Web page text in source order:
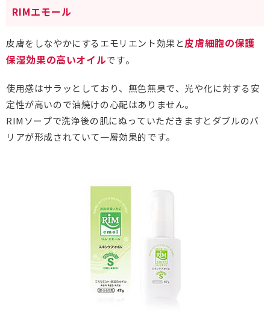
RIMエモール
皮膚をしなやかにするエモリエント効果と皮膚細胞の保護
保湿効果の高いオイルです。
使用感はサラッとしており、無色無臭で、光や化に対する安
定性が高いので油焼けの心配はありません。
RIMソープで洗浄後の肌にぬっていただきますとダブルのバ
リアが形成されていて一層効果的です。